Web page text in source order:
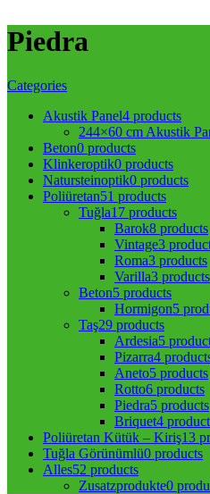
Piedra
Categories
Akustik Panel4 products
244×60 cm Akustik
Beton0 products
Klinkeroptik0 products
Natursteinoptik0 products
Poliüretan51 products
Tuğla17 products
Barok8 products
Vintage3
Roma3 products
Varilla3 products
Beton5 products
Hormigon5
Taş29 products
Ardesia5
Pizarra4
Aneto5 products
Rotto6 products
Piedra5 products
Briquet4
Poliüretan Kütük – Kiriş13
Tuğla Görünümlü0 products
Alles52 products
Zusatzprodukte0